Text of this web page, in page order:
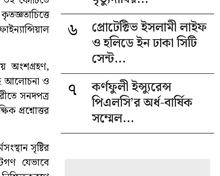
অংশগ্রহণ,
আলোচনা ও
সনদপত্র
প্রশ্নোত্তর
সৃষ্টির
যেভাবে
৬
প্রোটেক্টিভ ইসলামী লাইফ
ও হলিডে ইন ঢাকা সিটি
সেন্ট...
৭
কর্ণফুলী ইন্স্যুরেন্স
পিএলসি’র অর্ধ-বার্ষিক
সম্মেল...